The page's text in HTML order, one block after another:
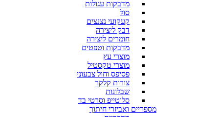
מדבקות עגולות
סול
קעקועי נצנצים
דבק ליצירה
חומרים ליצירה
מדבקות וטפטים
מוצרי עץ
מוצרי טקסטיל
פסיפס וחול צבעוני
צורות קלקר
שבלונות
סלוטייפ וסרטי בד
מספריים ואביזרי חיתוך